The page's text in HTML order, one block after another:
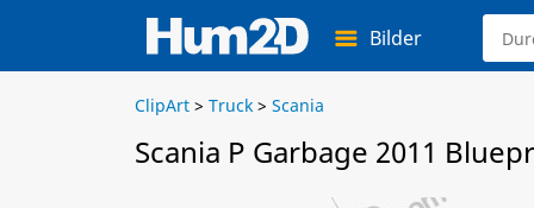
Bilder
ClipArt > Truck > Scania
Scania P Garbage 2011